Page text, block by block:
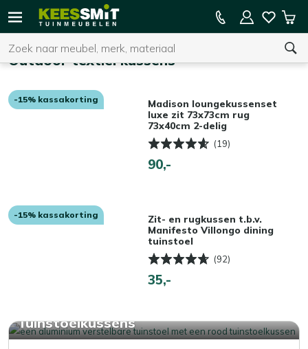
Kees
Tuinmeubelen
Zoeken
U heeft geen product(en) in uw winkelwagen.
15% kassakorting op de hele collectie
Outdoor textiel kussens
-15% kassakorting
Madison loungekussenset
luxe zit 73x73cm rug
73x40cm 2-delig
(19)
90,-
-15% kassakorting
Zit- en rugkussen t.b.v.
Manifesto Villongo dining
tuinstoel
(92)
35,-
Tuinstoelkussens